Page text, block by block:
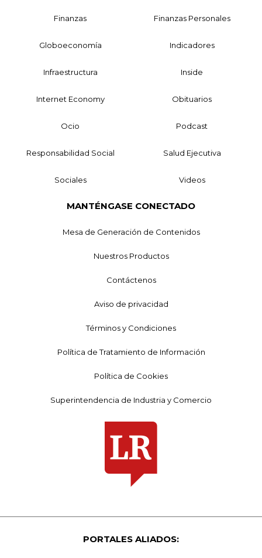
Finanzas Finanzas Personales
Globoeconomía Indicadores
Infraestructura Inside
Internet Economy Obituarios
Ocio Podcast
Responsabilidad Social Salud Ejecutiva
Sociales Videos
MANTÉNGASE CONECTADO
Mesa de Generación de Contenidos
Nuestros Productos
Contáctenos
Aviso de privacidad
Términos y Condiciones
Política de Tratamiento de Información
Política de Cookies
Superintendencia de Industria y Comercio
PORTALES ALIADOS: